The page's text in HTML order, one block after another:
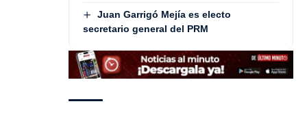
Juan Garrigó Mejía es electo
secretario general del PRM